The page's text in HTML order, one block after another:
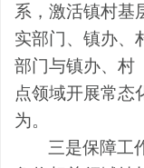
系，激活镇村基
实部门 、镇办、
部门与镇办、村
点领域开展常态
为。
三是保障工